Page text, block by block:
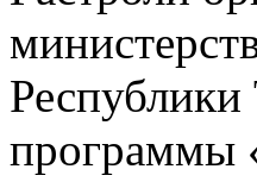
программы